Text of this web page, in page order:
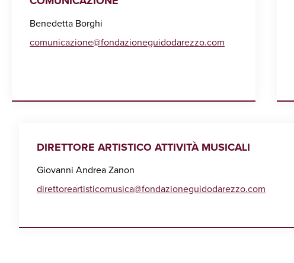
Benedetta Borghi
comunicazione@fondazioneguidodarezzo.com
DIRETTORE ARTISTICO ATTIVITÀ MUSICALI
Giovanni Andrea Zanon
direttoreartisticomusica@fondazioneguidodarezzo.com